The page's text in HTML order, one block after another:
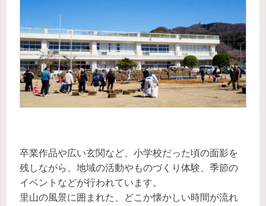
卒業作品や広い玄関など、小学校だった頃の面影を
残しながら、地域の活動やものづくり体験、季節の
イベントなどが行われています。
里山の風景に囲まれた、どこか懐かしい時間が流れ